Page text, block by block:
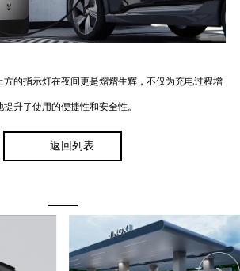
的指示灯在夜间更是熠熠生辉，不仅为充电过程增
升了使用的便捷性和安全性。
返回列表